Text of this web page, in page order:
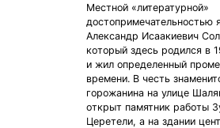
Местной «литературной»
достопримечательностью
Александр Исаакиевич
который здесь родился в
и жил определенный
времени. В честь
горожанина на улице
открыт памятник работы
Церетели, а на здании